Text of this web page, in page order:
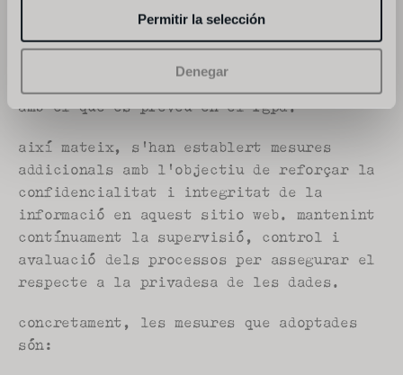
Permitir la selección
Denegar
la naturalesa de les dades emmagatzemades
i els riscos als quals estan exposats, ja
provinguin de l'acció humana o del mitjà
físic o natural. tot això de conformitat
amb el que es preveu en el rgpd.
així mateix, s'han establert mesures
addicionals amb l'objectiu de reforçar la
confidencialitat i integritat de la
informació en aquest sitio web. mantenint
contínuament la supervisió, control i
avaluació dels processos per assegurar el
respecte a la privadesa de les dades.
concretament, les mesures que adoptades
són: